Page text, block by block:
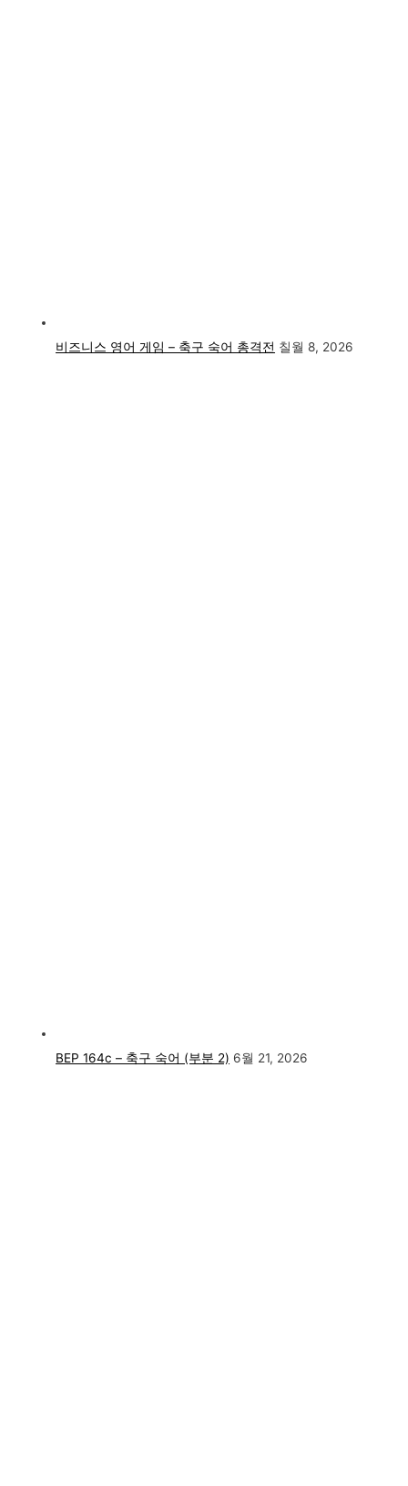
비즈니스 영어 게임 – 축구 숙어 총격전 칠월 8, 2026
BEP 164c – 축구 숙어 (부분 2) 6월 21, 2026